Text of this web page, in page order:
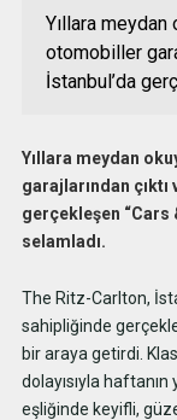
Yıllara
otomobiller
İstanbul’da
Yıllara meydan
garajlarından
gerçekleşen “Cars
selamladı.
The Ritz-Carlton,
sahipliğinde
bir araya getirdi.
dolayısıyla
eşliğinde keyifli,